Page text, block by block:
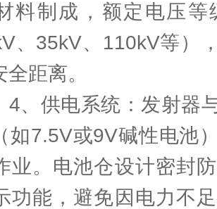
料制成，额定电压
、35kV、110kV等）
距离。
供电系统：发射器与
如7.5V或9V碱性电池
业。电池仓设计密封
功能，避免因电力不